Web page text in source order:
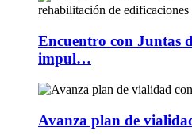
Encuentro con Juntas
impul…
Avanza plan de